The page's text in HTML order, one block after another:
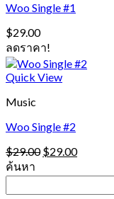
Woo Single #1
$29.00
ลดราคา!
Quick View
Music
Woo Single #2
$29.00 Original
was:
$29.00.
$29.00Current
is:
$29.00.
ค้นหา